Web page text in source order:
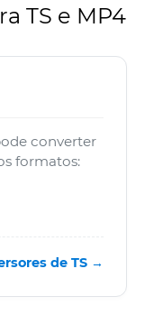
TS e MP4
converter
formatos:
de TS →